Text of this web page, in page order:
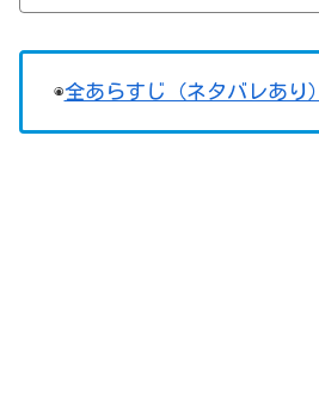
◉全あらすじ（ネタバレあり）